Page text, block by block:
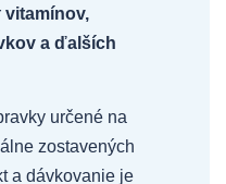
vitamínov,
a ďalších
určené na
zostavených
a dávkovanie je